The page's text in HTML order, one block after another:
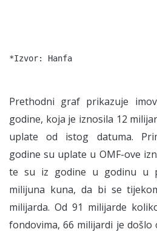
Prethodni graf prikazuje
godine, koja je iznosila 12
uplate od istog datuma.
godine su uplate u OMF-ove
te su iz godine u godinu u
milijuna kuna, da bi se
milijarda. Od 91 milijarde
fondovima, 66 milijardi je